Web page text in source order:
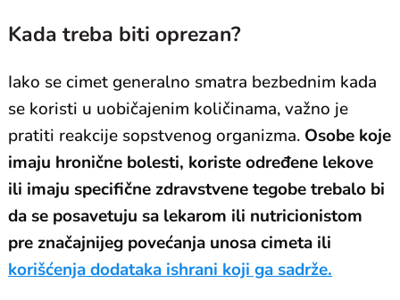
Kada treba biti oprezan?
Iako se cimet generalno smatra bezbednim kada
se koristi u uobičajenim količinama, važno je
pratiti reakcije sopstvenog organizma. Osobe koje
imaju hronične bolesti, koriste određene lekove
ili imaju specifične zdravstvene tegobe trebalo bi
da se posavetuju sa lekarom ili nutricionistom
pre značajnijeg povećanja unosa cimeta ili
korišćenja dodataka ishrani koji ga sadrže.